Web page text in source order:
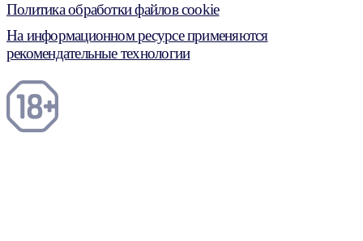
Политика обработки файлов cookie
На информационном ресурсе применяются
рекомендательные технологии